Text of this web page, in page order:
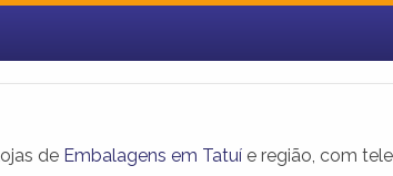
de Embalagens em Tatuí e região, com